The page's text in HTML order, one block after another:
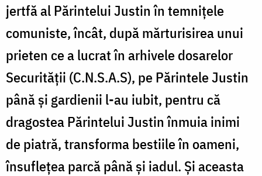
jertfă al Părintelui Justin în temnițele
comuniste, încât, după mărturisirea unui
prieten ce a lucrat în arhivele dosarelor
Securității (C.N.S.A.S), pe Părintele Justin
până și gardienii l-au iubit, pentru că
dragostea Părintelui Justin înmuia inimi
de piatră, transforma bestiile în oameni,
însuflețea parcă până și iadul. Și aceasta